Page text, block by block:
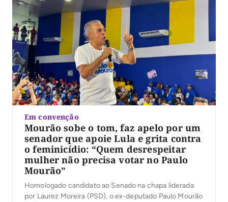
Em convenção
Mourão sobe o tom, faz apelo por um
senador que apoie Lula e grita contra
o feminicídio: “Quem desrespeitar
mulher não precisa votar no Paulo
Mourão”
Homologado candidato ao Senado na chapa liderada
por Laurez Moreira (PSD), o ex-deputado Paulo Mourão